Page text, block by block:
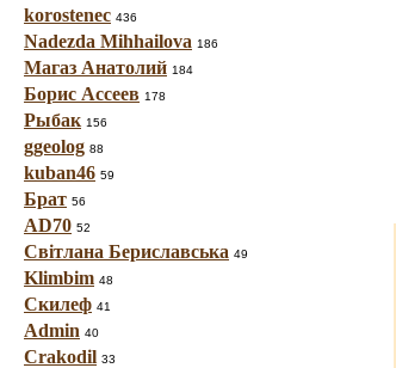
korostenec 436
Nadezda Mihhailova 186
Магаз Анатолий 184
Борис Ассеев 178
Рыбак 156
ggeolog 88
kuban46 59
Брат 56
AD70 52
Світлана Бериславська 49
Klimbim 48
Скилеф 41
Admin 40
Crakodil 33